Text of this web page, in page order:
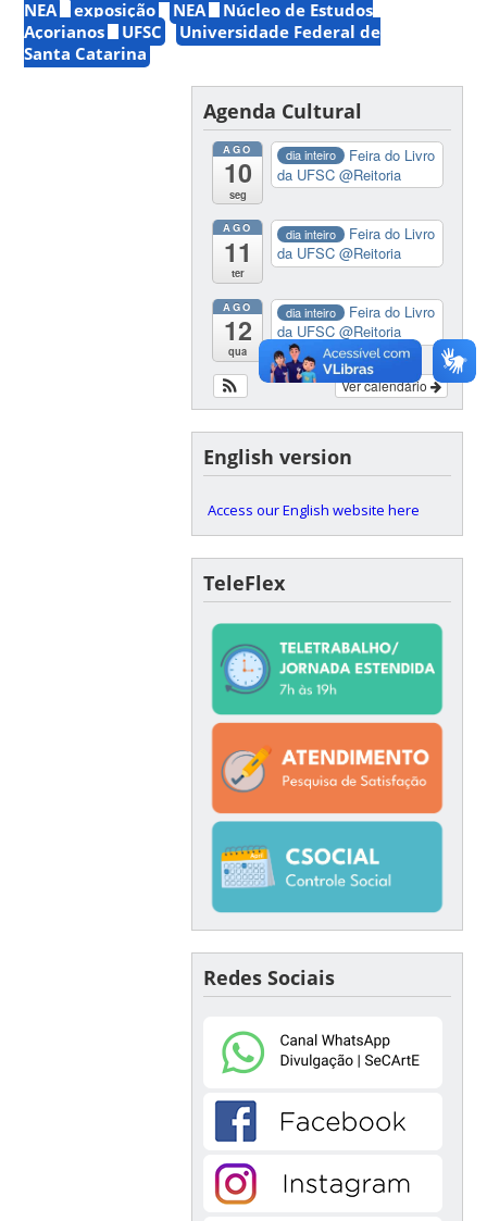
NEA exposição NEA
Núcleo de Estudos
Açorianos
UFSC
Universidade Federal de
Santa Catarina
Agenda Cultural
AGO
10
seg
dia inteiro
Feira do Livro
da UFSC@Reitoria
AGO
11
ter
dia inteiro
Feira do Livro
da UFSC@Reitoria
AGO
12
qua
dia inteiro
Feira do Livro
da UFSC@Reitoria
Ver calendário
English version
Access our English website here
TeleFlex
Redes Sociais